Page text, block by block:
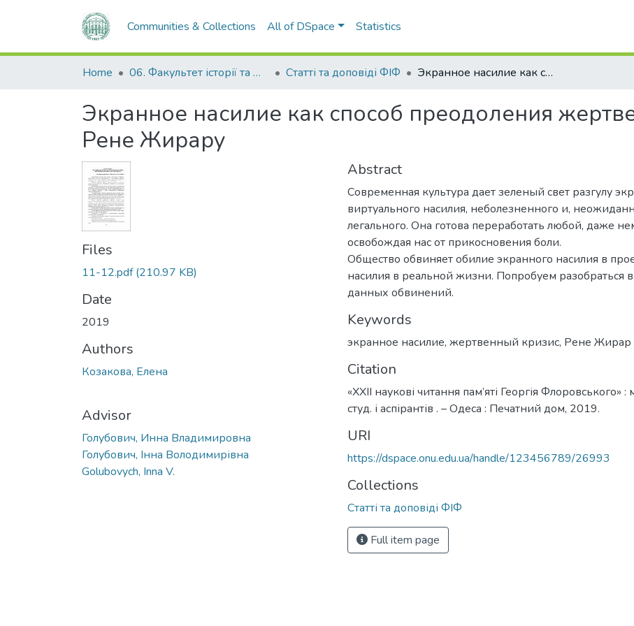
Communities & Collections All of DSpace Statistics
Home 06. Факультет історії та філософії Статті та доповіді ФІФ Экранное насилие как способ преодоления жертвенного кризиса по Рене Жирару
Экранное насилие как способ преодоления
Рене Жирару
Files
11-12.pdf(210.97 KB)
Date
2019
Authors
Козакова, Елена
Advisor
Голубович, Инна Владимировна
Голубович, Інна Володимирівна
Golubovych, Inna V.
Abstract
Современная культура дает зеленый свет разгулу
виртуального насилия, неболезненного и,
легального. Она готова переработать любой, даже
освобождая нас от прикосновения боли.
Общество обвиняет обилие экранного насилия в
насилия в реальной жизни. Попробуем разобраться в
данных обвинений.
Keywords
экранное насилие, жертвенный кризис, Рене Жирар
Citation
«ХХІІ наукові читання пам’яті Георгія Флоровського»
студ. і аспірантів . – Одеса : Печатний дом, 2019.
URI
https://dspace.onu.edu.ua/handle/123456789/26993
Collections
Статті та доповіді ФІФ
Full item page